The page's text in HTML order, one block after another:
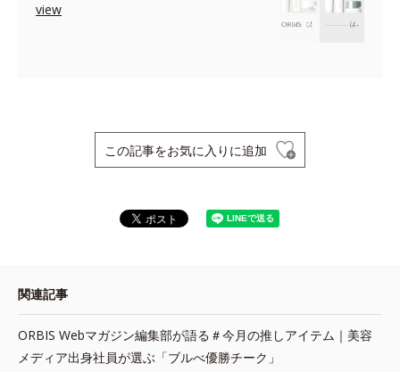
view
この記事をお気に入りに追加
関連記事
ORBIS Webマガジン編集部が語る＃今月の推しアイテム｜美容
メディア出身社員が選ぶ「ブルべ優勝チーク」